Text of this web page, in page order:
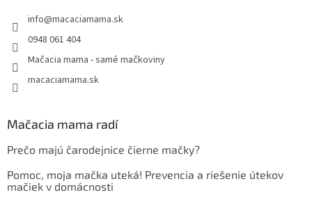
info@macaciamama.sk
0948 061 404
Mačacia mama - samé mačkoviny
macaciamama.sk
Mačacia mama radí
Prečo majú čarodejnice čierne mačky?
Pomoc, moja mačka uteká! Prevencia a riešenie útekov
mačiek v domácnosti